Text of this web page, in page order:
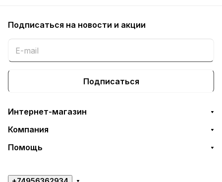
Подписаться на новости и акции
Подписаться
Интернет-магазин
Компания
Помощь